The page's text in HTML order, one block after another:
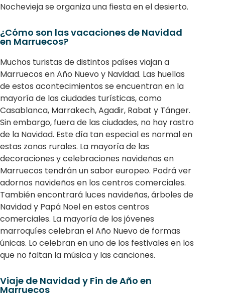
Nochevieja se organiza una fiesta en el desierto.
¿Cómo son las vacaciones de Navidad
en Marruecos?
Muchos turistas de distintos países viajan a
Marruecos en Año Nuevo y Navidad. Las huellas
de estos acontecimientos se encuentran en la
mayoría de las ciudades turísticas, como
Casablanca, Marrakech, Agadir, Rabat y Tánger.
Sin embargo, fuera de las ciudades, no hay rastro
de la Navidad. Este día tan especial es normal en
estas zonas rurales. La mayoría de las
decoraciones y celebraciones navideñas en
Marruecos tendrán un sabor europeo. Podrá ver
adornos navideños en los centros comerciales.
También encontrará luces navideñas, árboles de
Navidad y Papá Noel en estos centros
comerciales. La mayoría de los jóvenes
marroquíes celebran el Año Nuevo de formas
únicas. Lo celebran en uno de los festivales en los
que no faltan la música y las canciones.
Viaje de Navidad y Fin de Año en
Marruecos